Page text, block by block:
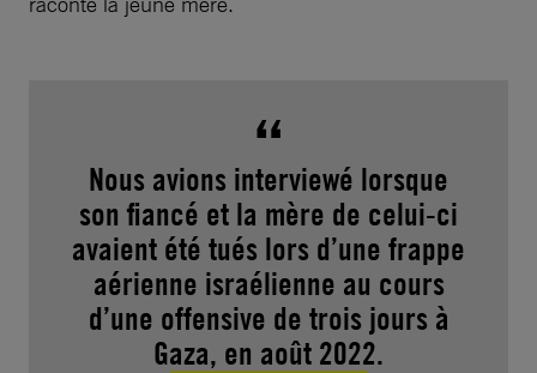
Nous avions interviewé lorsque
son fiancé et la mère de celui-ci
avaient été tués lors d’une frappe
aérienne israélienne au cours
d’une offensive de trois jours à
Gaza, en août 2022.